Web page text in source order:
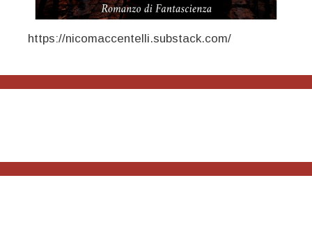
https://nicomaccentelli.substack.com/